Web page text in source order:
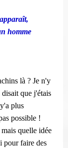
homme
là ? Je n'y
que j'étais
plus
possible !
quelle idée
pour faire des